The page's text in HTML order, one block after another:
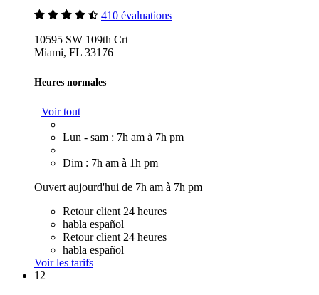
410 évaluations
10595 SW 109th Crt
Miami, FL 33176
Heures normales
Voir tout
Lun - sam : 7h am à 7h pm
Dim : 7h am à 1h pm
Ouvert aujourd'hui de 7h am à 7h pm
Retour client 24 heures
habla español
Retour client 24 heures
habla español
Voir les tarifs
12